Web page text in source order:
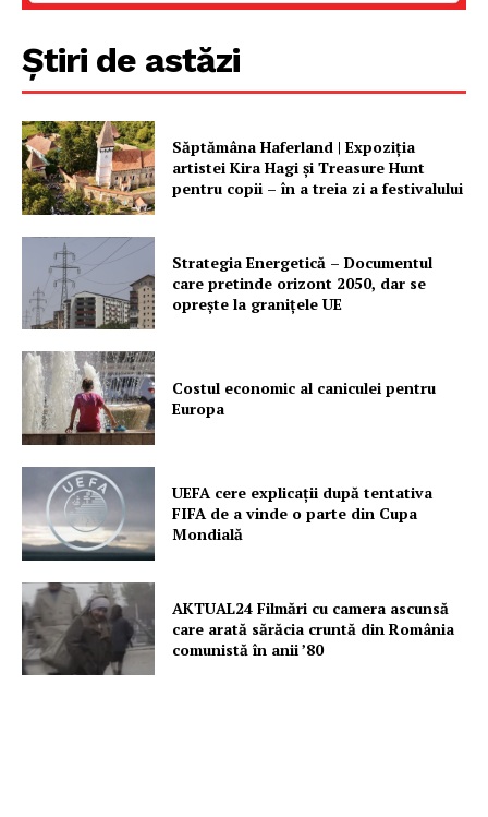
Știri de astăzi
Săptămâna Haferland | Expoziţia
artistei Kira Hagi şi Treasure Hunt
pentru copii – în a treia zi a festivalului
Strategia Energetică – Documentul
care pretinde orizont 2050, dar se
oprește la granițele UE
Costul economic al caniculei pentru
Europa
UEFA cere explicații după tentativa
FIFA de a vinde o parte din Cupa
Mondială
AKTUAL24 Filmări cu camera ascunsă
care arată sărăcia cruntă din România
comunistă în anii ’80